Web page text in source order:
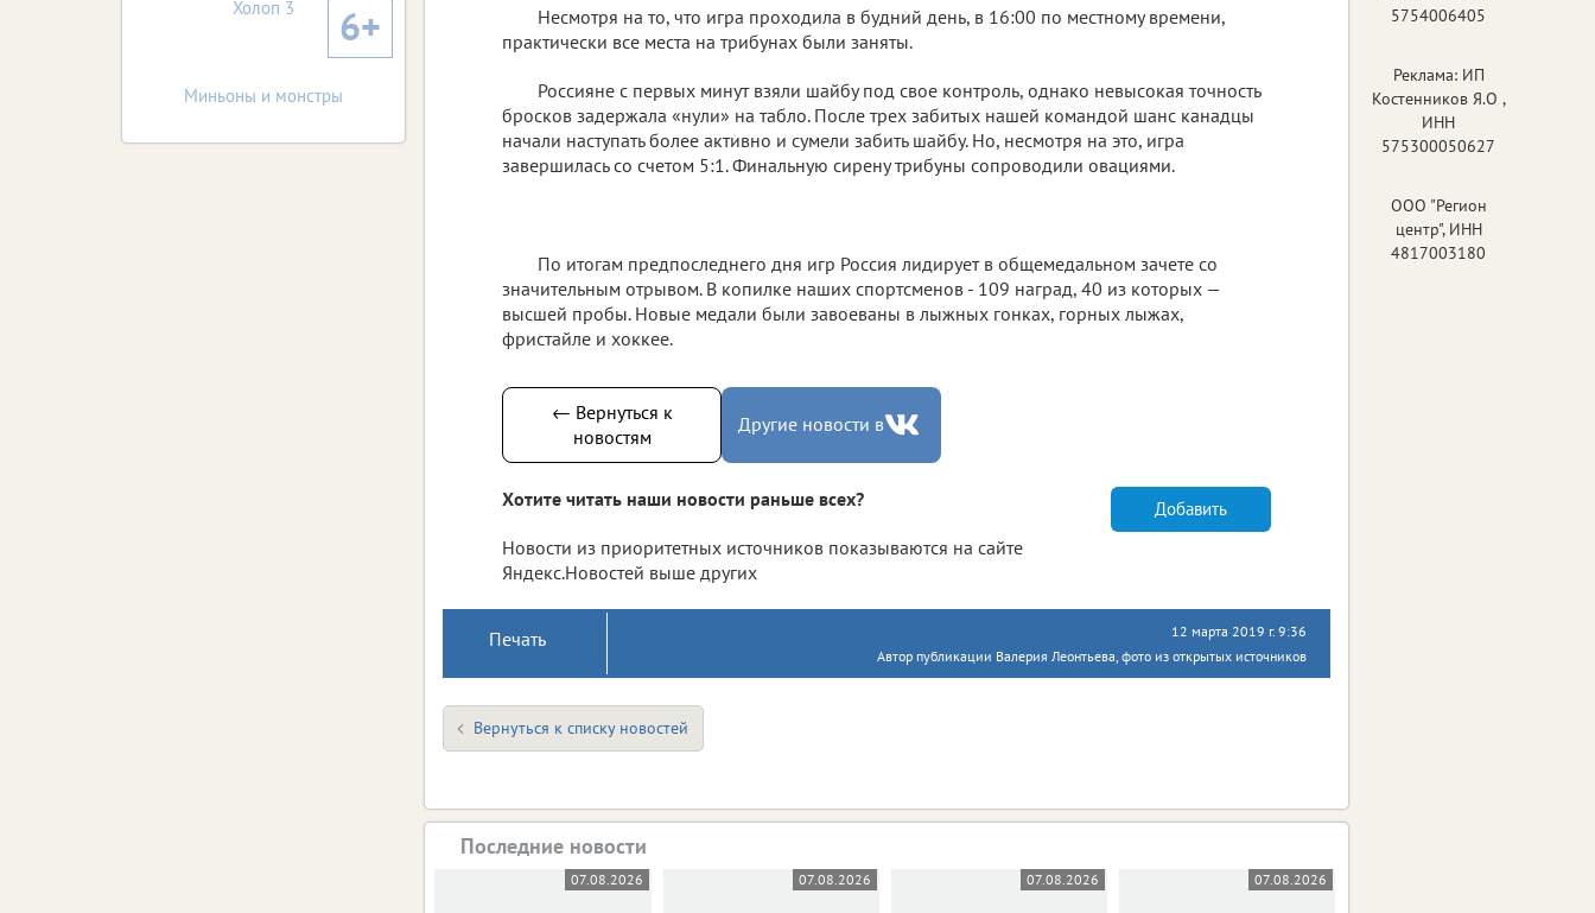
Несмотря на то, что игра проходила в будний день, в 16:00 по местному времени,
практически все места на трибунах были заняты.
Россияне с первых минут взяли шайбу под свое контроль, однако невысокая точность
бросков задержала «нули» на табло. После трех забитых нашей командой шанс канадцы
начали наступать более активно и сумели забить шайбу. Но, несмотря на это, игра
завершилась со счетом 5:1. Финальную сирену трибуны сопроводили овациями.
По итогам предпоследнего дня игр Россия лидирует в общемедальном зачете со
значительным отрывом. В копилке наших спортсменов - 109 наград, 40 из которых —
высшей пробы. Новые медали были завоеваны в лыжных гонках, горных лыжах,
фристайле и хоккее.
← Вернуться к
новостям
Другие новости в
Хотите читать наши новости раньше всех?
Новости из приоритетных источников показываются на сайте
Яндекс.Новостей выше других
Добавить
Печать
12 марта 2019 г. 9:36
Автор публикации Валерия Леонтьева, фото из открытых источников
Вернуться к списку новостей
Последние новости
07.08.2026 07.08.2026 07.08.2026 07.08.2026
Холоп 3 6+
Миньоны и монстры
5754006405
Реклама: ИП
Костенников Я.О ,
ИНН
575300050627
ООО "Регион
центр", ИНН
4817003180